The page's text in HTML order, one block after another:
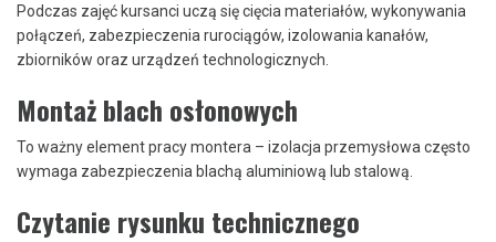
Podczas zajęć kursanci uczą się cięcia materiałów, wykonywania
połączeń, zabezpieczenia rurociągów, izolowania kanałów,
zbiorników oraz urządzeń technologicznych.
Montaż blach osłonowych
To ważny element pracy montera – izolacja przemysłowa często
wymaga zabezpieczenia blachą aluminiową lub stalową.
Czytanie rysunku technicznego